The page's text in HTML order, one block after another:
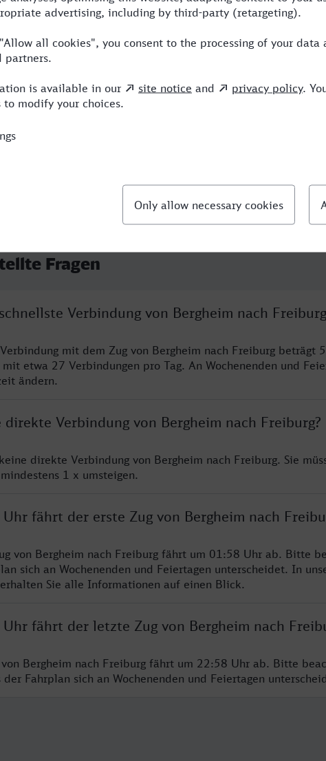
Hbf/ZOB
5:02 3 RB,BUS,ICE
Hbf
5:43 4
Fragen
Verbindung von Bergheim nach
mit dem Zug von Bergheim nach Freiburg beträgt
etwa 27 Verbindungen pro Tag. An Wochenenden und
ändern.
direkte Verbindung von Bergheim nach Freiburg?
direkte Verbindung von Bergheim nach Freiburg. Sie
1 x umsteigen.
fährt der erste Zug von Bergheim nach
von Bergheim nach Freiburg fährt um 01:58 Uhr ab. Bitte
sich an Wochenenden und Feiertagen unterscheidet. In
Sie alle Informationen auf einen Blick.
fährt der letzte Zug von Bergheim nach
Bergheim nach Freiburg fährt um 22:58 Uhr ab. Bitte
der Fahrplan sich an Wochenenden und Feiertagen